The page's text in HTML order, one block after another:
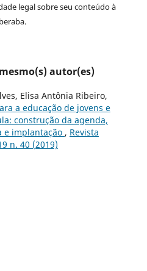
legal sobre seu conteúdo à
autor(es)
Elisa Antônia Ribeiro,
a educação de jovens e
construção da agenda,
e implantação , Revista
n. 40 (2019)